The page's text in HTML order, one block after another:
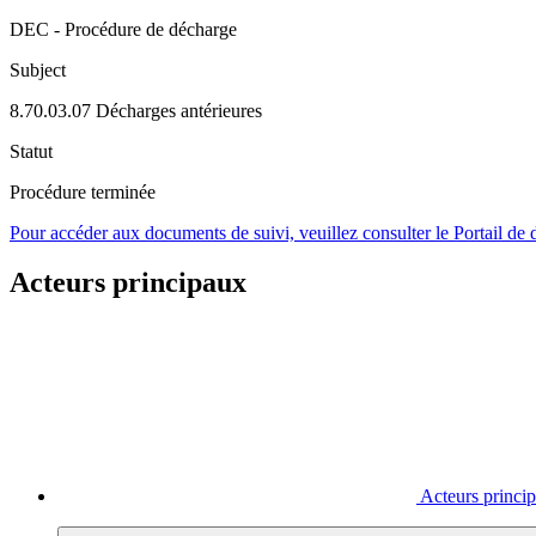
DEC - Procédure de décharge
Subject
8.70.03.07 Décharges antérieures
Statut
Procédure terminée
Pour accéder aux documents de suivi, veuillez consulter le Portail de
Acteurs principaux
Acteurs